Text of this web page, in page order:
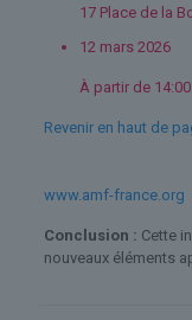
17 Place de la
12 mars 2026
À partir de 14:00
Revenir en haut de
www.amf-france.org
Conclusion : Cette
nouveaux éléments